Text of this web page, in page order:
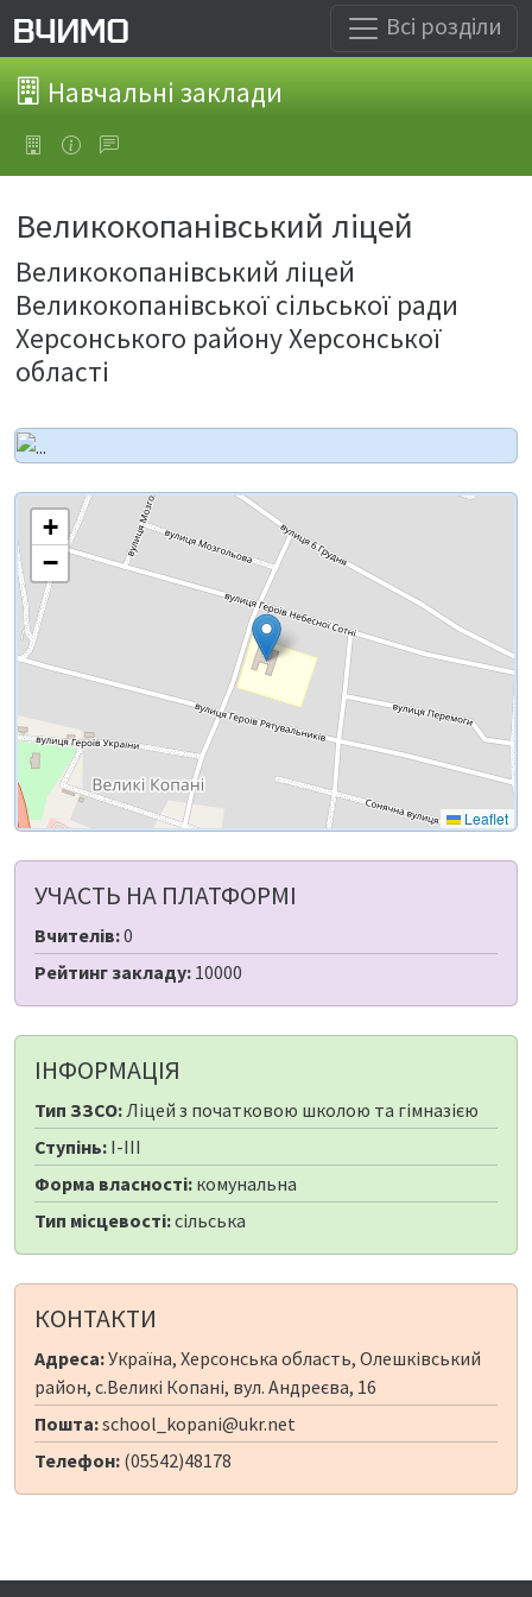
Всі розділи
Навчальні заклади
Великокопанівський ліцей
Великокопанівський ліцей
Великокопанівської сільської ради
Херсонського району Херсонської
області
+
−
Leaflet
УЧАСТЬ НА ПЛАТФОРМІ
Вчителів:0
Рейтинг закладу: 10000
ІНФОРМАЦІЯ
Тип ЗЗСО:Ліцей з початковою школою та гімназією
Ступінь: I-III
Форма власності: комунальна
Тип місцевості:сільська
КОНТАКТИ
Адреса:Україна, Херсонська область, Олешківський
район, с.Великі Копані, вул. Андреєва, 16
Пошта:school_kopani@ukr.net
Телефон: (05542)48178